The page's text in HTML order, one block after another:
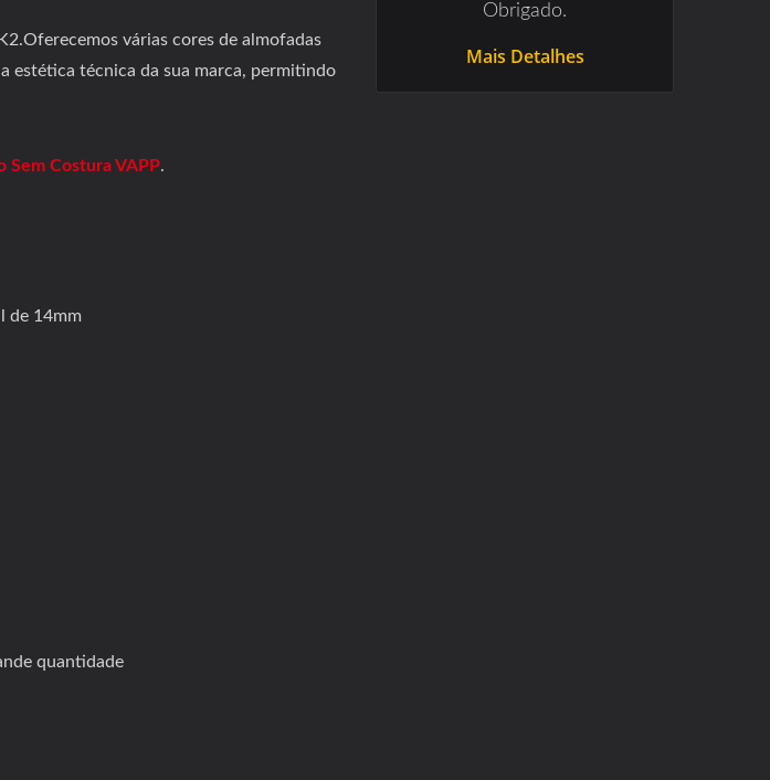
várias cores de almofadas
estética técnica da sua marca, permitindo
Sem Costura VAPP.
de 14mm
quantidade
Obrigado.
Mais Detalhes